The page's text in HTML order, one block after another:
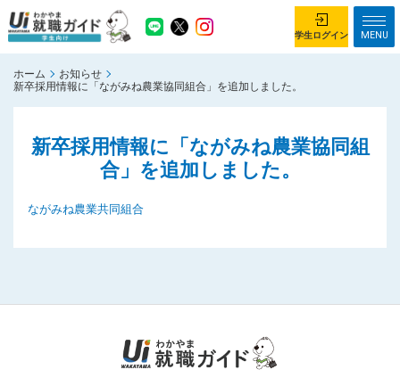
学生ログイン
ホーム 企業を探す
がっつり就業体験コース ちょこっと仕事体験コース
イベント情報
がっつり就業体験コース トップ
学生ログイン MENU
ホーム
お知らせ
新卒採用情報に「ながみね農業協同組合」を追加しました。
新卒採用情報に「ながみね農業協同組
合」を追加しました。
ながみね農業共同組合